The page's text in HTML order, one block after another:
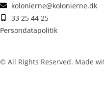
kolonierne@kolonierne.dk
33 25 44 25
Persondatapolitik
© All Rights Reserved. Made